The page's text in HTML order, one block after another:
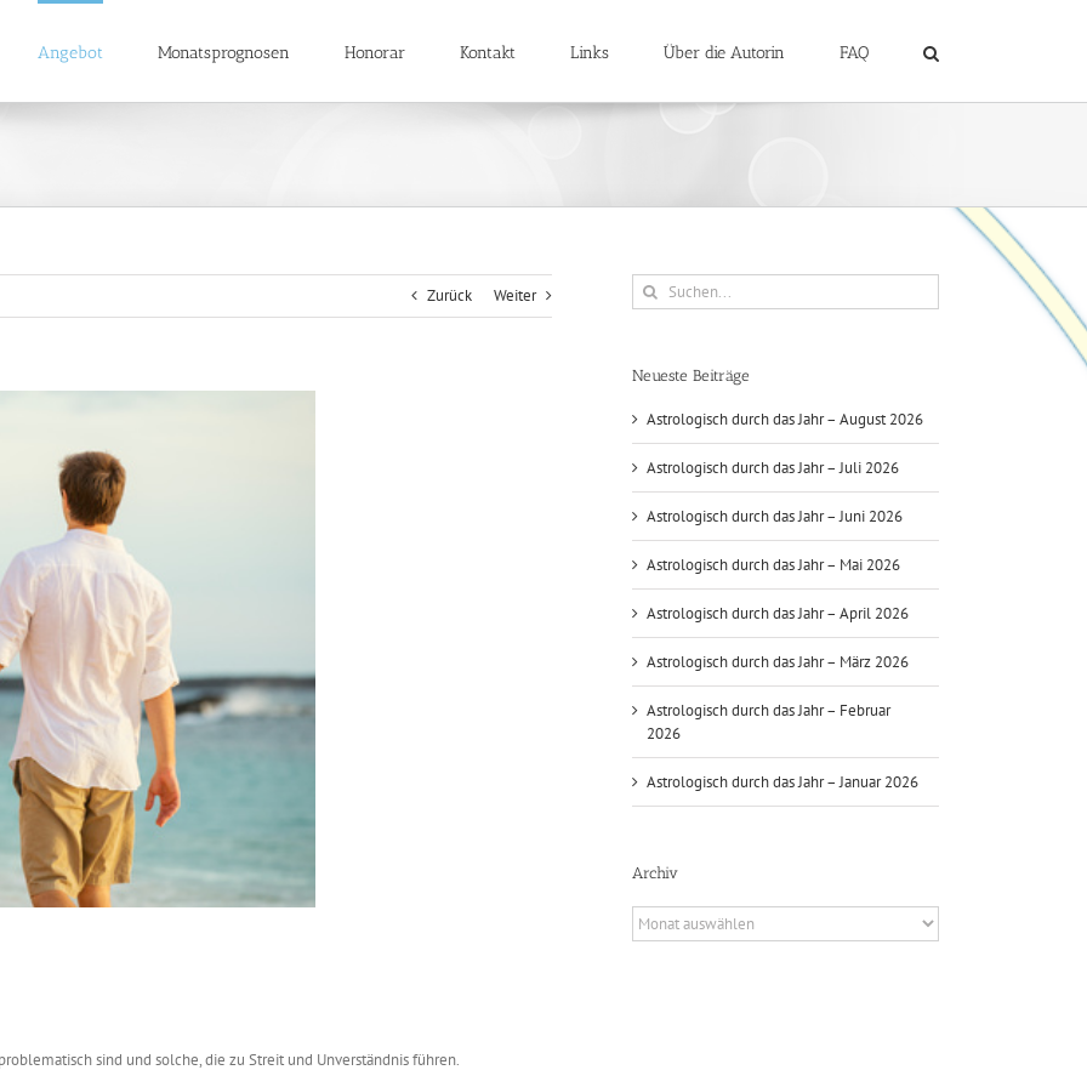
Angebot Monatsprognosen Honorar Kontakt Links Über die Autorin FAQ
Zurück Weiter
sind und solche, die zu Streit und Unverständnis führen.
Suche
nach:
Neueste Beiträge
Astrologisch durch das Jahr – August 2026
Astrologisch durch das Jahr – Juli 2026
Astrologisch durch das Jahr – Juni 2026
Astrologisch durch das Jahr – Mai 2026
Astrologisch durch das Jahr – April 2026
Astrologisch durch das Jahr – März 2026
Astrologisch durch das Jahr – Februar
2026
Astrologisch durch das Jahr – Januar 2026
Archiv
Archiv